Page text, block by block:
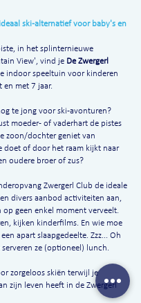
ski-alternatief voor baby's en
in het splinternieuwe
View', vind je De Zwergerl
indoor speeltuin voor kinderen
en met 7 jaar.
te jong voor ski-avonturen?
moeder- of vaderhart de pistes
zoon/dochter geniet van
doet of door het raam kijkt naar
oudere broer of zus?
Zwergerl Club de ideale
divers aanbod activiteiten aan,
op geen enkel moment verveelt.
kijken kinderfilms. En wie moe
apart slaapgedeelte. Zzz... Oh
ze (optioneel) lunch.
zorgeloos skiën terwijl je
zijn leven heeft in de Zwergerl